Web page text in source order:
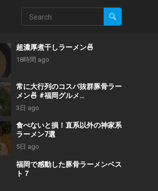
超濃厚煮干しラーメン🍜
18時間 ago
常に大行列のコスパ抜群豚骨ラー
メン🍜 #福岡グルメ
#japanesefood
3日 ago
食べないと損！直系以外の神家系
ラーメン7選
5日 ago
福岡で感動した豚骨ラーメンベス
ト７